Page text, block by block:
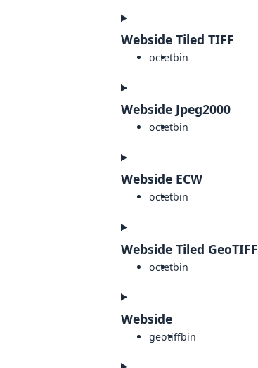
Webside Tiled TIFF
octetbin
Webside Jpeg2000
octetbin
Webside ECW
octetbin
Webside Tiled GeoTIFF
octetbin
Webside
geotiffbin